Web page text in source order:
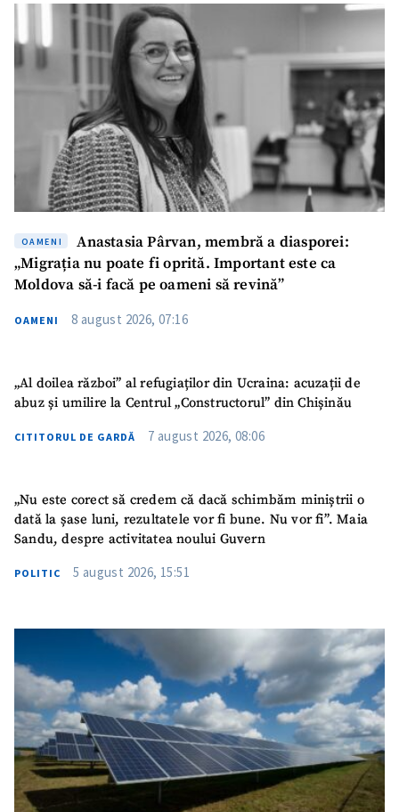
OAMENI
Anastasia Pârvan, membră a diasporei:
„Migrația nu poate fi oprită. Important este ca
Moldova să-i facă pe oameni să revină”
OAMENI 8 august 2026, 07:16
„Al doilea război” al refugiaților din Ucraina: acuzații de
abuz și umilire la Centrul „Constructorul” din Chișinău
CITITORUL DE GARDĂ 7 august 2026, 08:06
„Nu este corect să credem că dacă schimbăm miniștrii o
dată la șase luni, rezultatele vor fi bune. Nu vor fi”. Maia
Sandu, despre activitatea noului Guvern
POLITIC 5 august 2026, 15:51
Titlu știre+ Adaugă titlu
Fotografie
+ Încarcă imagine
Link media
+ Link media